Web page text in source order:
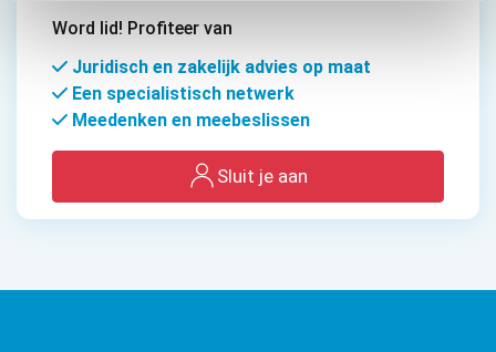
Word lid! Profiteer van
Juridisch en zakelijk advies op maat
Een specialistisch netwerk
Meedenken en meebeslissen
Sluit je aan